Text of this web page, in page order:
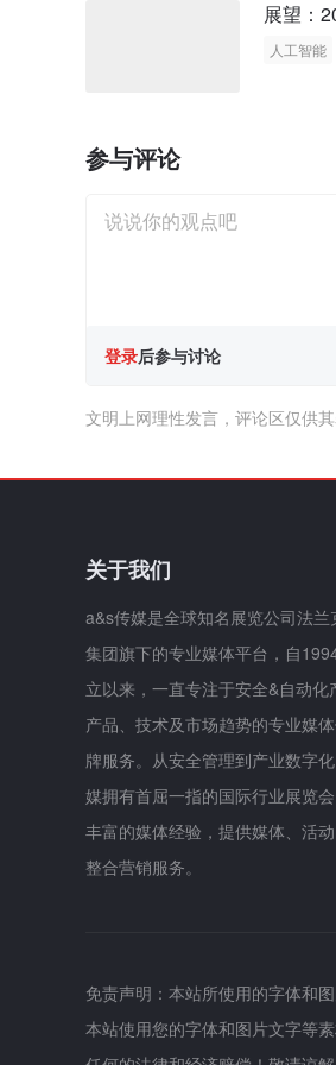
展望：
人工智能
参与评论
登录后参与讨论
文明上网理性发言，评论区仅供
关于我们
a&s传媒是全球知名展览公司法兰
集团旗下的专业媒体平台，自
立以来，一直专注于安全&自动化
产品、技术及市场趋势的专业媒
牌服务。从安全管理到产业数字
媒拥有首屈一指的国际行业展览
丰富的媒体经验，提供媒体、活
整合营销服务。
免责声明：本站所使用的字体和
本站使用您的字体和图片文字等